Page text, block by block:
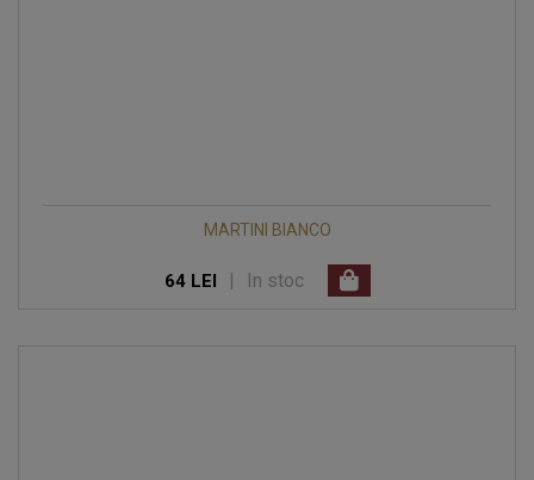
MARTINI BIANCO
64 LEI In stoc